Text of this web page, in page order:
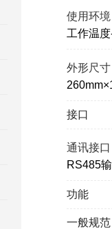
使用环
工作温
外形尺
接口
通讯接
RS485
功能
一般规范